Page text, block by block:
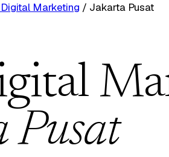
Marketing / Jakarta Pusat
Pusat